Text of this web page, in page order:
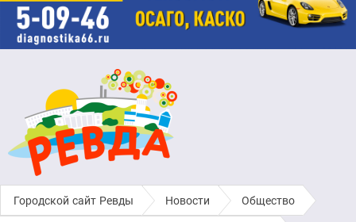
Городской сайт Ревды › Новости › Общество